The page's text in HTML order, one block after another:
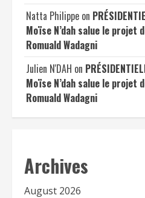
Natta Philippe on
Moïse N’dah salue le projet
Romuald Wadagni
Julien N'DAH on
Moïse N’dah salue le projet
Romuald Wadagni
Archives
August 2026